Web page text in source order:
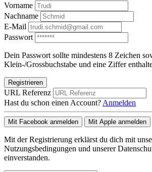
Vorname
Nachname
E-Mail
Passwort
Dein Passwort sollte mindestens 8 Zeichen
Klein-/Grossbuchstabe und eine Ziffer
Registrieren
URL Referenz
Hast du schon einen Account? Anmelden
Mit Facebook anmelden Mit Apple anmelden
Mit der Registrierung erklärst du dich mit
Nutzungsbedingungen und unserer
einverstanden.